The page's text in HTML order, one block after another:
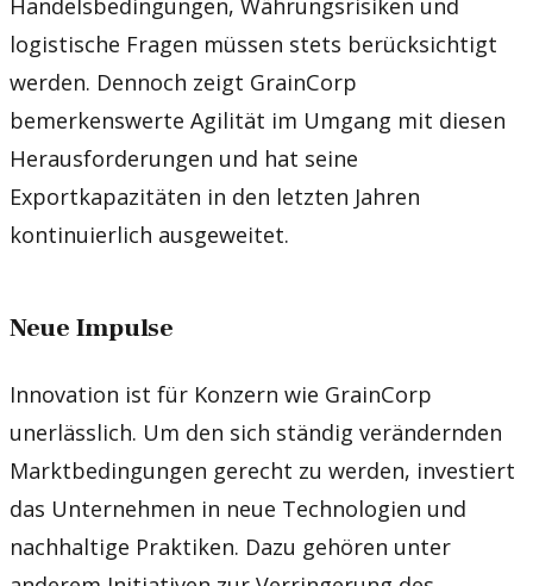
logistische Fragen müssen stets berücksichtigt
werden. Dennoch zeigt GrainCorp
bemerkenswerte Agilität im Umgang mit diesen
Herausforderungen und hat seine
Exportkapazitäten in den letzten Jahren
kontinuierlich ausgeweitet.
Neue Impulse
Innovation ist für Konzern wie GrainCorp
unerlässlich. Um den sich ständig verändernden
Marktbedingungen gerecht zu werden, investiert
das Unternehmen in neue Technologien und
nachhaltige Praktiken. Dazu gehören unter